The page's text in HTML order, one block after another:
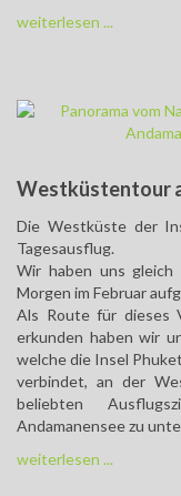
weiterlesen ...
Westküstentour
Die Westküste der
Tagesausflug.
Wir haben uns gleich
Morgen im Februar
Als Route für dieses
erkunden haben wir
welche die Insel
verbindet, an der
beliebten
Andamanensee zu
weiterlesen ...